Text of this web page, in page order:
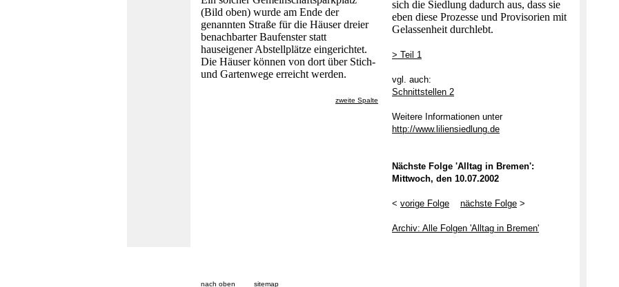
(Bild oben) wurde am Ende der
genannten Straße für die Häuser dreier
benachbarter Baufenster statt
hauseigener Abstellplätze eingerichtet.
Die Häuser können von dort über Stich-
und Gartenwege erreicht werden.
zweite Spalte
sich die Siedlung dadurch aus, dass sie
eben diese Prozesse und Provisorien mit
Gelassenheit durchlebt.
> Teil 1
vgl. auch:
Schnittstellen 2
Weitere Informationen unter
http://www.liliensiedlung.de
Nächste Folge 'Alltag in Bremen':
Mittwoch, den 10.07.2002
< vorige Folge nächste Folge >
Archiv: Alle Folgen 'Alltag in Bremen'
nach oben sitemap